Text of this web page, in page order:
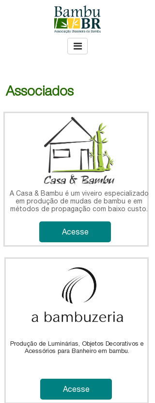
Associados
A Casa & Bambu é um viveiro especializado
em produção de mudas de bambu e em
métodos de propagação com baixo custo.
Acesse
Produção de Luminárias, Objetos Decorativos e
Acessórios para Banheiro em bambu.
Acesse